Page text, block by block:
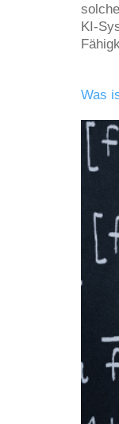
KI-
Was